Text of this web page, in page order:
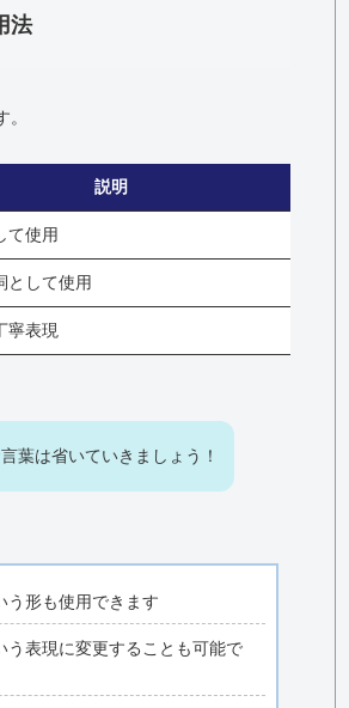
法
説明
て使用
として使用
寧表現
葉は省いていきましょう！
う形も使用できます
表現に変更することも可能で